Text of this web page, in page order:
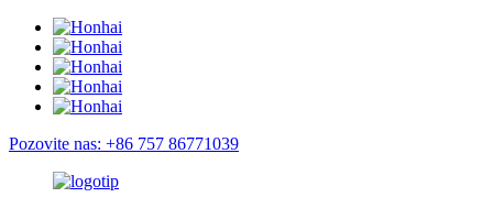
Pozovite nas: +86 757 86771039